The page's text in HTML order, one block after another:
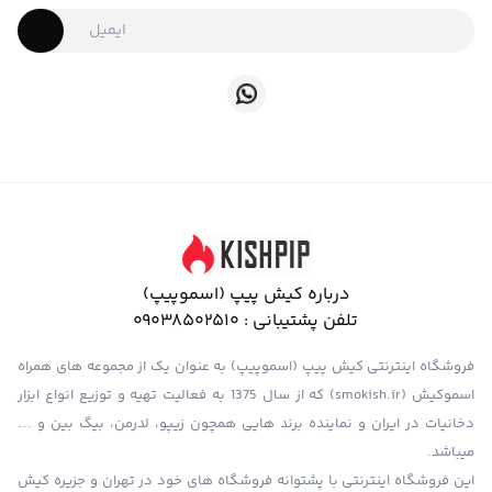
درباره کیش پیپ (اسموپیپ)
تلفن پشتیبانی : 09038502510
فروشگاه اینترنتی کیش پیپ (اسموپیپ) به عنوان یک از مجموعه های همراه
اسموکیش (smokish.ir) که از سال 1375 به فعالیت تهیه و توزیع انواع ابزار
دخانیات در ایران و نماینده برند هایی همچون زیپو، لدرمن، بیگ بین و …
میباشد.
این فروشگاه اینترنتی با پشتوانه فروشگاه های خود در تهران و جزیره کیش